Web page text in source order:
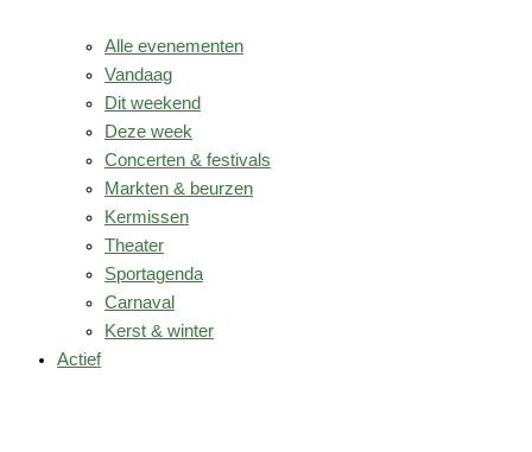
Alle evenementen
Vandaag
Dit weekend
Deze week
Concerten & festivals
Markten & beurzen
Kermissen
Theater
Sportagenda
Carnaval
Kerst & winter
Actief